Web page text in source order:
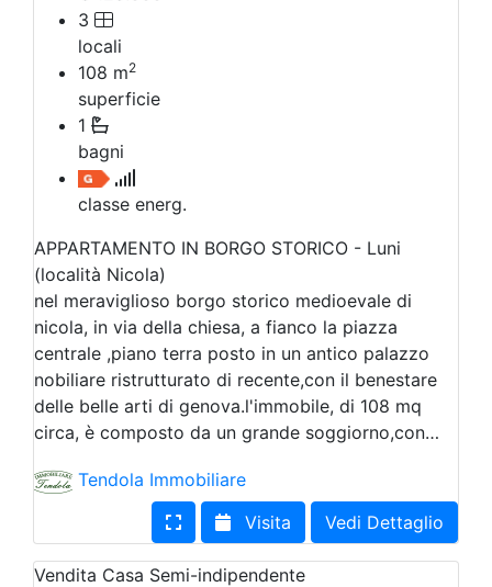
3
locali
108 m2
superficie
1
bagni
classe energ.
APPARTAMENTO IN BORGO STORICO - Luni
(località Nicola)
nel meraviglioso borgo storico medioevale di
nicola, in via della chiesa, a fianco la piazza
centrale ,piano terra posto in un antico palazzo
nobiliare ristrutturato di recente,con il benestare
delle belle arti di genova.l'immobile, di 108 mq
circa, è composto da un grande soggiorno,con…
Tendola Immobiliare
Visita
Vedi Dettaglio
Vendita Casa Semi-indipendente